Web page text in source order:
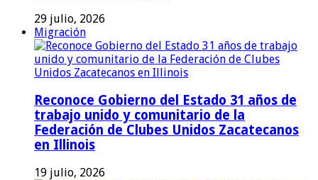
29 julio, 2026
Migración
Reconoce Gobierno del Estado 31 años de
trabajo unido y comunitario de la
Federación de Clubes Unidos Zacatecanos
en Illinois
19 julio, 2026